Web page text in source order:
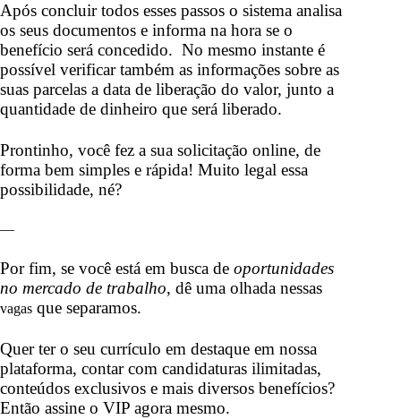
Após concluir todos esses passos o sistema analisa
os seus documentos e informa na hora se o
benefício será concedido. No mesmo instante é
possível verificar também as informações sobre as
suas parcelas a data de liberação do valor, junto a
quantidade de dinheiro que será liberado.
Prontinho, você fez a sua solicitação online, de
forma bem simples e rápida! Muito legal essa
possibilidade, né?
—
Por fim, se você está em busca de oportunidades
no mercado de trabalho, dê uma olhada nessas
vagas que separamos.
Quer ter o seu currículo em destaque em nossa
plataforma, contar com candidaturas ilimitadas,
conteúdos exclusivos e mais diversos benefícios?
Então assine o VIP agora mesmo.